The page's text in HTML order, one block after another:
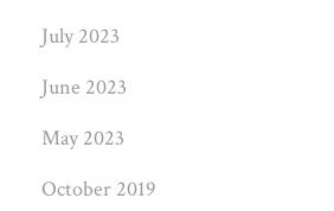
July 2023
June 2023
May 2023
October 2019